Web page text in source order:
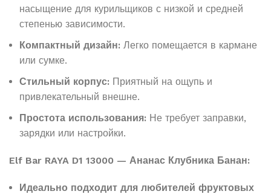
насыщение для курильщиков с низкой и средней
степенью зависимости.
Компактный дизайн: Легко помещается в кармане
или сумке.
Стильный корпус: Приятный на ощупь и
привлекательный внешне.
Простота использования: Не требует заправки,
зарядки или настройки.
Elf Bar RAYA D1 13000 — Ананас Клубника Банан:
Идеально подходит для любителей фруктовых